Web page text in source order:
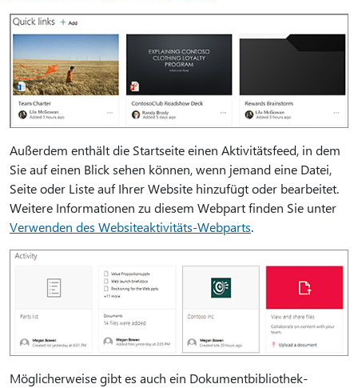
Außerdem enthält die Startseite einen Aktivitätsfeed, in dem
Sie auf einen Blick sehen können, wenn jemand eine Datei,
Seite oder Liste auf Ihrer Website hinzufügt oder bearbeitet.
Weitere Informationen zu diesem Webpart finden Sie unter
Verwenden des Websiteaktivitäts-Webparts.
Möglicherweise gibt es auch ein Dokumentbibliothek-